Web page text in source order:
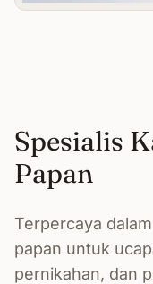
Spesialis
Papan
Terpercaya
papan untuk
pernikahan, dan